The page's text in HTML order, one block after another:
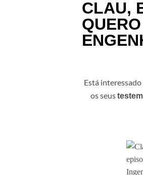
Está interessado
os seus